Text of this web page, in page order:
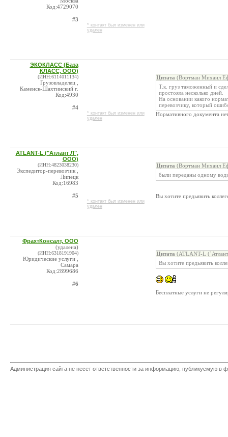
Код:4729070
#3
* контакт был изменен или
удален
ЭКОКЛАСС (База
КЛАСС, ООО)
(ИНН:6114011134)
Грузовладелец ,
Каменск-Шахтинский г.
Код:4930
#4
* контакт был изменен или
удален
Цитата (Вортман Михаил
Т.к. груз таможенный и
простояла несколько дней.
На основании какого
перевозчику, который
Нормативного документа
ATLANT-L ("Атлант Л",
ООО)
(ИНН:4823038230)
Экспедитор-перевозчик ,
Липецк
Код:16983
#5
* контакт был изменен или
удален
Цитата (Вортман Михаил
были переданы одному
Вы хотите предьявить
ФрахтКонсалт, ООО
(удалена)
(ИНН:6318191904)
Юридические услуги ,
Самара
Код:2899686
#6
Цитата (ATLANT-L
Вы хотите предьявить
Бесплатные услуги не
Администрация сайта не несет ответственности за информацию, публикуемую